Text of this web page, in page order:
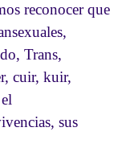
reconocer que
Trans,
cuir, kuir,
sus